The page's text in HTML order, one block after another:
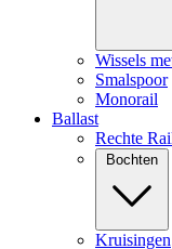
Wissels
Smalspoor
Monorail
Ballast
Rechte
Bochten
Kruisingen